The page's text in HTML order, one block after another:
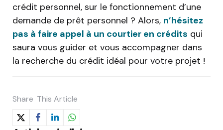
crédit personnel, sur le fonctionnement d’une
demande de prêt personnel ? Alors, n’hésitez
pas à faire appel à un courtier en crédits qui
saura vous guider et vous accompagner dans
la recherche du crédit idéal pour votre projet !
Share This Article